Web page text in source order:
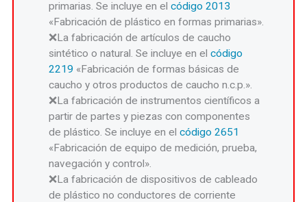
primarias. Se incluye en elcódigo 2013
«Fabricación de plástico en formas primarias».
La fabricación de artículos de caucho
sintético o natural. Se incluye en elcódigo
2219 «Fabricación de formas básicas de
caucho y otros productos de caucho n.c.p.».
La fabricación de instrumentos científicos a
partir de partes y piezas con componentes
de plástico. Se incluye en elcódigo 2651
«Fabricación de equipo de medición, prueba,
navegación y control».
La fabricación de dispositivos de cableado
de plástico no conductores de corriente